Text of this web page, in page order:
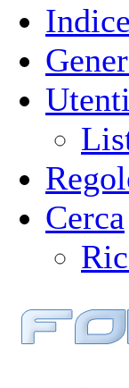
Indice
Utenti
Cerca